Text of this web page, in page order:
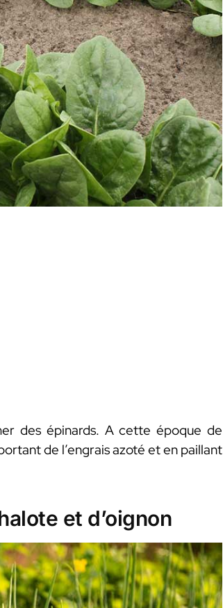
des épinards. A cette époque de
de l’engrais azoté et en paillant
et d’oignon